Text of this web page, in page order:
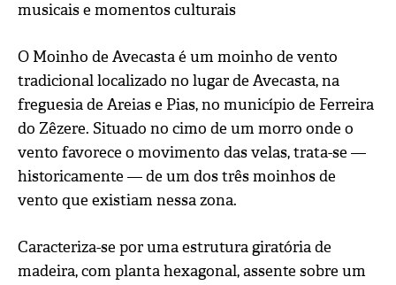
musicais e momentos culturais
O Moinho de Avecasta é um moinho de vento
tradicional localizado no lugar de Avecasta, na
freguesia de Areias e Pias, no município de Ferreira
do Zêzere. Situado no cimo de um morro onde o
vento favorece o movimento das velas, trata-se —
historicamente — de um dos três moinhos de
vento que existiam nessa zona.
Caracteriza-se por uma estrutura giratória de
madeira, com planta hexagonal, assente sobre um